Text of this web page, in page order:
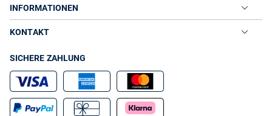
INFORMATIONEN
KONTAKT
SICHERE ZAHLUNG